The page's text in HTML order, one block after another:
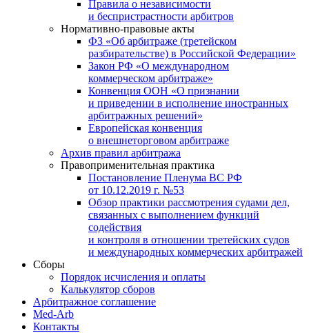
Правила о независимости
и беспристрастности арбитров
Нормативно-правовые акты
ФЗ «Об арбитраже (третейском
разбирательстве) в Российской Федерации»
Закон РФ «О международном
коммерческом арбитраже»
Конвенция ООН «О признании
и приведении в исполнение иностранных
арбитражных решений»
Европейская конвенция
о внешнеторговом арбитраже
Архив правил арбитража
Правоприменительная практика
Постановление Пленума ВС РФ
от 10.12.2019 г. №53
Обзор практики рассмотрения судами дел,
связанных с выполнением функций
содействия
и контроля в отношении третейских судов
и международных коммерческих арбитражей
Сборы
Порядок исчисления и оплаты
Калькулятор сборов
Арбитражное соглашение
Med-Arb
Контакты